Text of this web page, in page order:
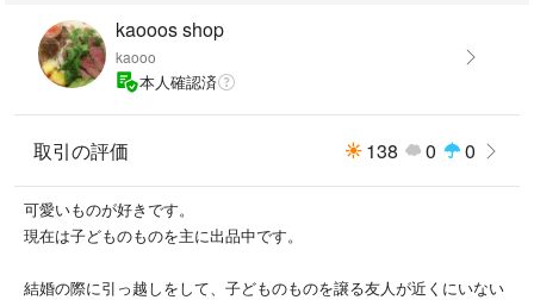
kaooos shop
kaooo
本人確認済
取引の評価 138 0 0
可愛いものが好きです。
現在は子どものものを主に出品中です。
結婚の際に引っ越しをして、子どものものを譲る友人が近くにいない